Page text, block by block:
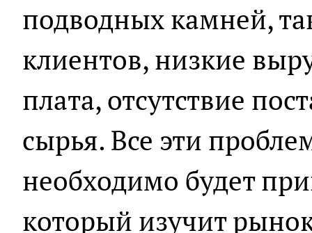
подводных камней,
клиентов, низкие
плата, отсутствие
сырья. Все эти
необходимо будет
который изучит